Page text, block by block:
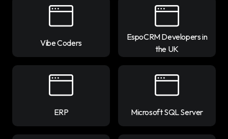
Vibe Coders
EspoCRM Developers in
the UK
ERP Microsoft SQL Server